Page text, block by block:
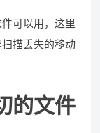
可以用，这里
描丢失的移动
的文件